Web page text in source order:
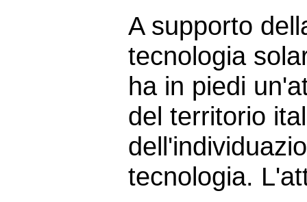
A supporto
tecnologia
ha in piedi
del territorio
tecnologia.